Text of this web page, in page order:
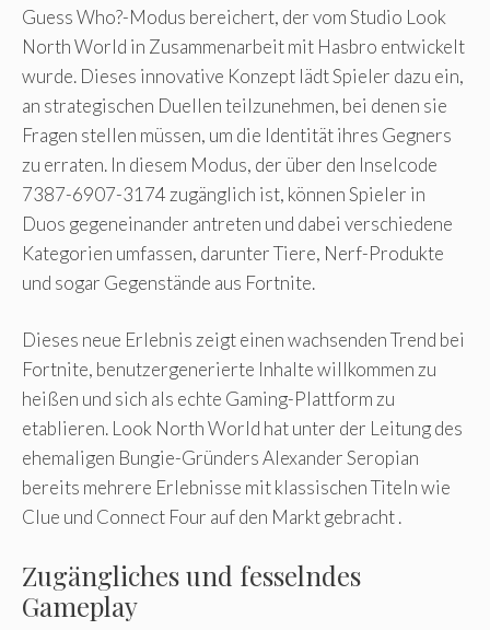
Guess Who?-Modus bereichert, der vom Studio Look
North World in Zusammenarbeit mit Hasbro entwickelt
wurde. Dieses innovative Konzept lädt Spieler dazu ein,
an strategischen Duellen teilzunehmen, bei denen sie
Fragen stellen müssen, um die Identität ihres Gegners
zu erraten. In diesem Modus, der über den Inselcode
7387-6907-3174 zugänglich ist, können Spieler in
Duos gegeneinander antreten und dabei verschiedene
Kategorien umfassen, darunter Tiere, Nerf-Produkte
und sogar Gegenstände aus Fortnite.
Dieses neue Erlebnis zeigt einen wachsenden Trend bei
Fortnite, benutzergenerierte Inhalte willkommen zu
heißen und sich als echte Gaming-Plattform zu
etablieren. Look North World hat unter der Leitung des
ehemaligen Bungie-Gründers Alexander Seropian
bereits mehrere Erlebnisse mit klassischen Titeln wie
Clue und Connect Four auf den Markt gebracht .
Zugängliches und fesselndes
Gameplay